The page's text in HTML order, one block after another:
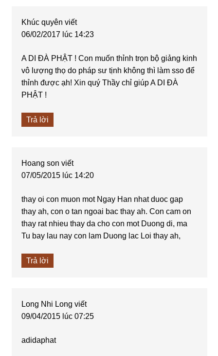
Khúc quyên viết
06/02/2017 lúc 14:23
A DI ĐÀ PHẬT ! Con muốn thỉnh trọn bộ giảng kinh
vô lượng thọ do pháp sư tịnh không thì làm sso để
thỉnh được ạh! Xin quý Thầy chỉ giúp A DI ĐÀ
PHẬT !
Trả lời
Hoang son viết
07/05/2015 lúc 14:20
thay oi con muon mot Ngay Han nhat duoc gap
thay ah, con o tan ngoai bac thay ah. Con cam on
thay rat nhieu thay da cho con mot Duong di, ma
Tu bay lau nay con lam Duong lac Loi thay ah,
Trả lời
Long Nhi Long viết
09/04/2015 lúc 07:25
adidaphat